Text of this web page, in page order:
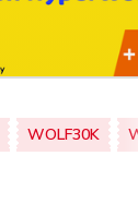
WOLF30K